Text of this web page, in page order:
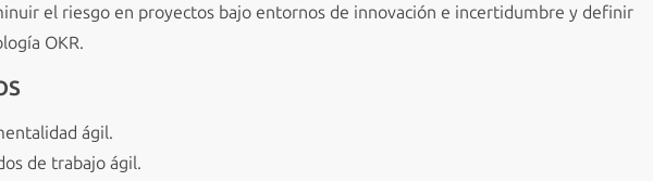
el riesgo en proyectos bajo entornos de innovación e incertidumbre y definir
OKR.
ágil.
de trabajo ágil.